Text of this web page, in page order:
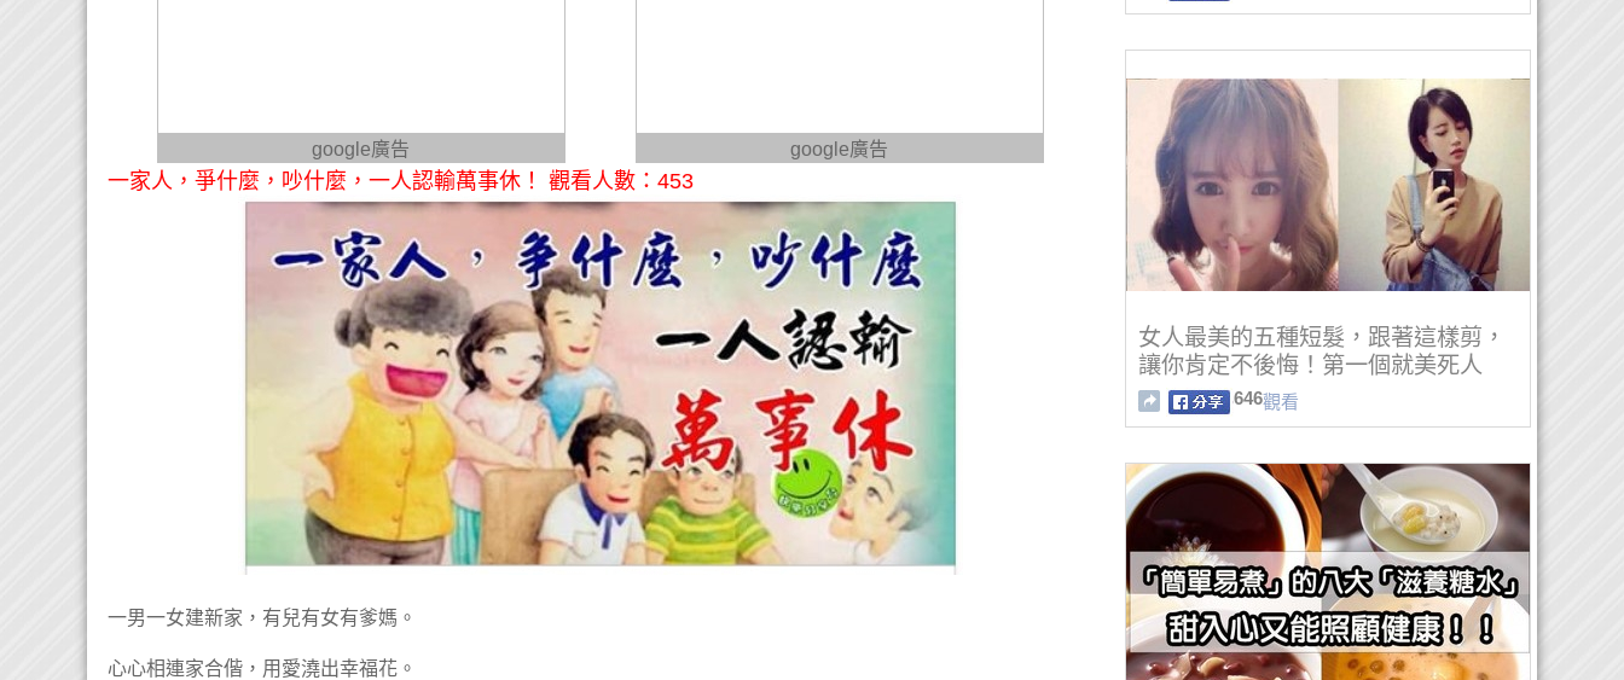
google廣告 google廣告
一家人，爭什麼，吵什麼，一人認輸萬事休！ 觀看人數：453
一男一女建新家，有兒有女有爹媽。
心心相連家合偕，用愛澆出幸福花。
女人最美的五種短髮，跟著這樣剪，
讓你肯定不後悔！第一個就美死人
了！
646觀看